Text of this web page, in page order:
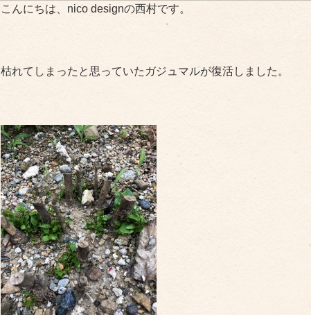
こんにちは、nico designの西村です。
枯れてしまったと思っていたガジュマルが復活しました。